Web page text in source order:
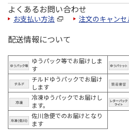
よくあるお問い合わせ
お支払い方法 注文のキャンセ
配送情報について
ゆうパック等でお届けしま
す
チルドゆうパックでお届け
します
冷凍ゆうパックでお届けし
ます。
佐川急便でのお届けとなり
ます